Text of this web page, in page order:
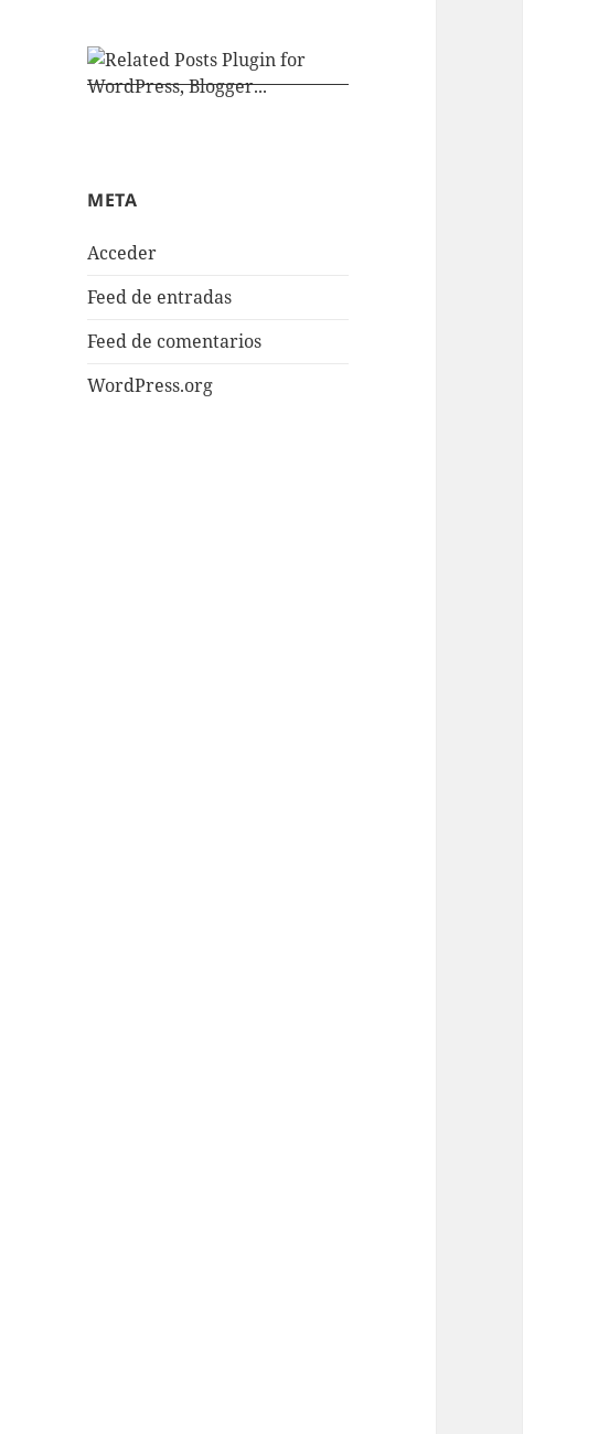
META
Acceder
Feed de entradas
Feed de comentarios
WordPress.org